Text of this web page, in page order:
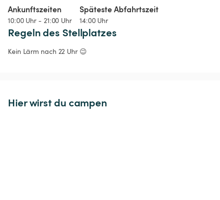
Ankunftszeiten
10:00 Uhr - 21:00 Uhr
Späteste Abfahrtszeit
14:00 Uhr
Regeln des Stellplatzes
Kein Lärm nach 22 Uhr 😉
Hier wirst du campen